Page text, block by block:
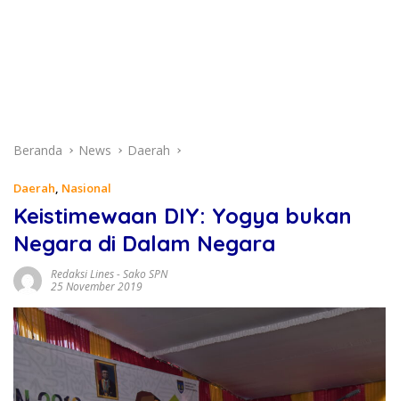
Beranda News Daerah
Daerah, Nasional
Keistimewaan DIY: Yogya bukan
Negara di Dalam Negara
Redaksi Lines-Sako SPN
25 November 2019